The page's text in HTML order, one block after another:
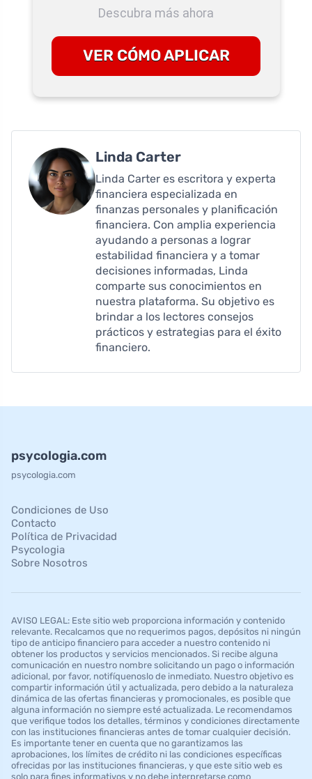
Descubra más ahora
VER CÓMO APLICAR
Linda Carter
Linda Carter es escritora y experta
financiera especializada en
finanzas personales y planificación
financiera. Con amplia experiencia
ayudando a personas a lograr
estabilidad financiera y a tomar
decisiones informadas, Linda
comparte sus conocimientos en
nuestra plataforma. Su objetivo es
brindar a los lectores consejos
prácticos y estrategias para el éxito
financiero.
psycologia.com
psycologia.com
Condiciones de Uso
Contacto
Política de Privacidad
Psycologia
Sobre Nosotros
AVISO LEGAL: Este sitio web proporciona información y contenido
relevante. Recalcamos que no requerimos pagos, depósitos ni ningún
tipo de anticipo financiero para acceder a nuestro contenido ni
obtener los productos y servicios mencionados. Si recibe alguna
comunicación en nuestro nombre solicitando un pago o información
adicional, por favor, notifíquenoslo de inmediato. Nuestro objetivo es
compartir información útil y actualizada, pero debido a la naturaleza
dinámica de las ofertas financieras y promocionales, es posible que
alguna información no siempre esté actualizada. Le recomendamos
que verifique todos los detalles, términos y condiciones directamente
con las instituciones financieras antes de tomar cualquier decisión.
Es importante tener en cuenta que no garantizamos las
aprobaciones, los límites de crédito ni las condiciones específicas
ofrecidas por las instituciones financieras, y que este sitio web es
solo para fines informativos y no debe interpretarse como